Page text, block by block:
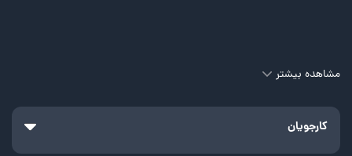
مشاهده بیشتر
کارجویان